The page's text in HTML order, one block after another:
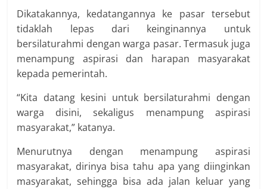
Dikatakannya, kedatangannya ke pasar tersebut
tidaklah lepas dari keinginannya untuk
bersilaturahmi dengan warga pasar. Termasuk juga
menampung aspirasi dan harapan masyarakat
kepada pemerintah.
“Kita datang kesini untuk bersilaturahmi dengan
warga disini, sekaligus menampung aspirasi
masyarakat,” katanya.
Menurutnya dengan menampung aspirasi
masyarakat, dirinya bisa tahu apa yang diinginkan
masyarakat, sehingga bisa ada jalan keluar yang